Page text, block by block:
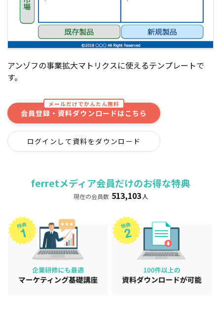
アンゾフの事業拡大マトリクスに使えるテンプレートで
す。
メールだけでかんたん無料
会員登録・資料ダウンロードはこちら
ログインして資料をダウンロード
ferretメディア会員だけのお得な特典
現在の会員数 513,103 人